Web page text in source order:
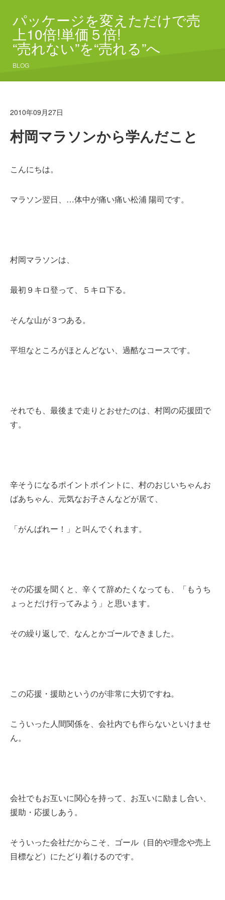
パッケージを変えただけで売
上10倍!単価５倍!
“売れない”を“売れる”へ
BLOG
2010年09月27日
村岡マラソンから学んだこと
こんにちは。
マラソン翌日、…体中が痛い痛い松浦 陽司です。
村岡マラソンは、
最初９キロ登って、５キロ下る。
そんな山が３つある。
平坦なところがほとんどない、過酷なコースです。
それでも、最後まで走りとおせたのは、村岡の応援団で
す。
辛そうになるポイントポイントに、村のおじいちゃんお
ばあちゃん、元気なお子さんなどが居て、
「がんばれー！」と叫んでくれます。
その応援を聞くと、辛くて辞めたくなっても、「もうち
ょっとだけ行ってみよう」と思います。
その繰り返しで、なんとかゴールできました。
この応援・援助というのが非常に大切ですね。
こういった人間関係を、会社内でも作らないといけませ
ん。
会社でもお互いに関心を持って、お互いに励まし合い、
援助・応援しあう。
そういった会社だからこそ、ゴール（目的や理念や売上
目標など）にたどり着けるのです。